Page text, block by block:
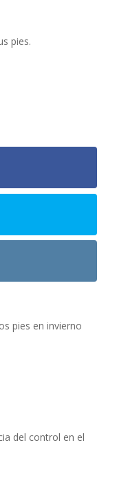
pies.
pies en invierno
del control en el